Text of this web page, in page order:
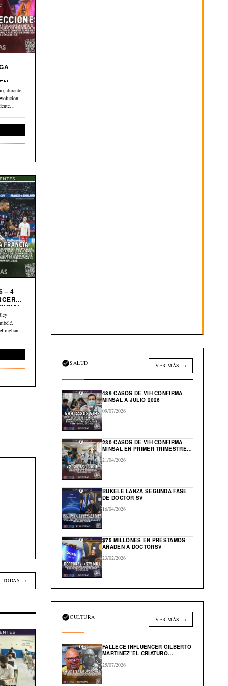
durante
– 4
y
TODAS →
SALUD VER MÁS →
489 CASOS DE VIH CONFIRMA
MINSAL A JULIO 2026
09/07/2026
230 CASOS DE VIH CONFIRMA
MINSAL EN PRIMER TRIMESTRE
21/04/2026
BUKELE LANZA SEGUNDA FASE
DE DOCTOR SV
16/04/2026
$75 MILLONES EN PRÉSTAMOS
AÑADEN A DOCTORSV
23/02/2026
CULTURA VER MÁS →
FALLECE INFLUENCER GILBERTO
MARTINEZ”EL CRIATURO
25/07/2026